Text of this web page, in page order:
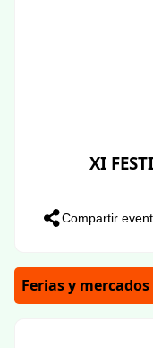
XI
Compartir
Ferias y mercados